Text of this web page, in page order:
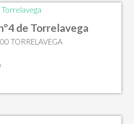
de Torrelavega
TORRELAVEGA